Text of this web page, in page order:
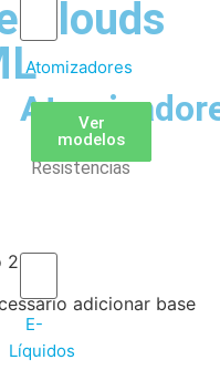
Atomizadores
Claromizadores
Ver
modelos
Reconstruíveis
Ver
modelos
Resistencias
Ver
modelos
E-
Líquidos
Clouds
20ML
adicionar base